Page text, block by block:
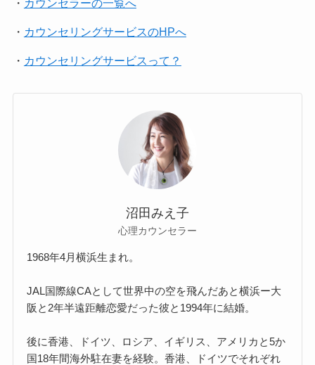
・ カウンセラーの一覧へ
・ カウンセリングサービスのHPへ
・ カウンセリングサービスって？
沼田みえ子
心理カウンセラー
1968年4月横浜生まれ。
JAL国際線CAとして世界中の空を飛んだあと横浜ー大
阪と2年半遠距離恋愛だった彼と1994年に結婚。
後に香港、ドイツ、ロシア、イギリス、アメリカと5か
国18年間海外駐在妻を経験。香港、ドイツでそれぞれ